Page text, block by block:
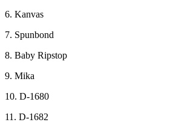
6. Kanvas
7. Spunbond
8. Baby Ripstop
9. Mika
10. D-1680
11. D-1682